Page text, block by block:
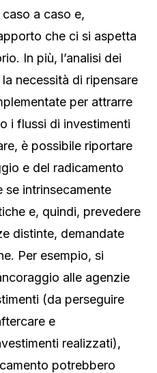
a caso e,
che ci si aspetta
In più, l’analisi dei
necessità di ripensare
per attrarre
i flussi di investimenti
è possibile riportare
e del radicamento
se intrinsecamente
e, quindi, prevedere
distinte, demandate
Per esempio, si
alle agenzie
(da perseguire
e
realizzati),
potrebbero